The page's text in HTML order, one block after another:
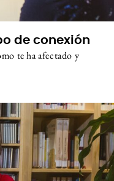
de conexión
te ha afectado y